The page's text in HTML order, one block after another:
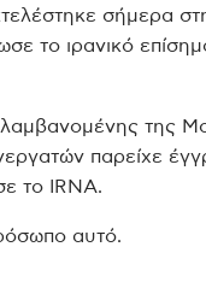
σήμερα
το ιρανικό
της
παρείχε
το IRNA.
αυτό.